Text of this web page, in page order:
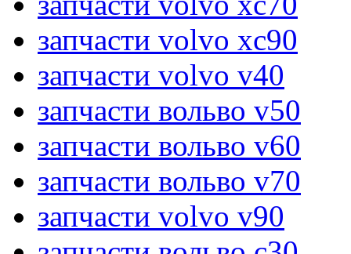
запчасти volvo xc90
запчасти volvo v40
запчасти вольво v50
запчасти вольво v60
запчасти вольво v70
запчасти volvo v90